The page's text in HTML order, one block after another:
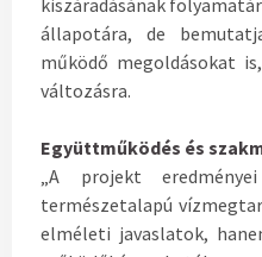
kiszáradásának
állapotára, de
működő megoldásokat
változásra.
Együttműködés és
„A projekt
természetalapú
elméleti javaslatok,